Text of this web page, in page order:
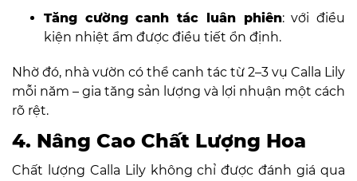
Tăng cường canh tác luân phiên: với điều
kiện nhiệt ẩm được điều tiết ổn định.
Nhờ đó, nhà vườn có thể canh tác từ 2–3 vụ Calla Lily
mỗi năm – gia tăng sản lượng và lợi nhuận một cách
rõ rệt.
4. Nâng Cao Chất Lượng Hoa
Chất lượng Calla Lily không chỉ được đánh giá qua